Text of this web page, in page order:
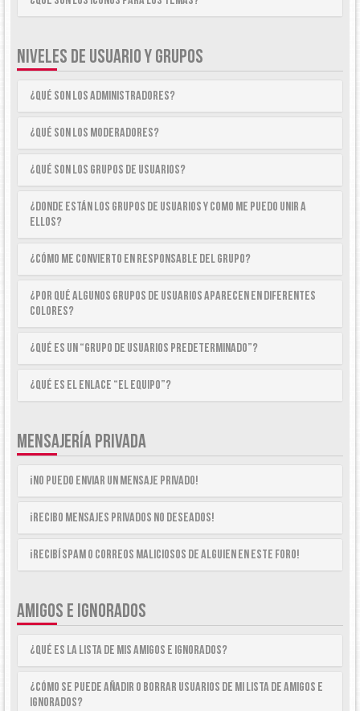
NIVELES DE USUARIO Y GRUPOS
¿Qué son los Administradores?
¿Qué son los Moderadores?
¿Qué son los Grupos de Usuarios?
¿Donde están los Grupos de Usuarios y como me puedo unir a
ellos?
¿Cómo me convierto en Responsable del Grupo?
¿Por qué algunos Grupos de Usuarios aparecen en diferentes
colores?
¿Qué es un “Grupo de Usuarios predeterminado”?
¿Qué es el enlace “El equipo”?
MENSAJERÍA PRIVADA
¡No puedo enviar un mensaje privado!
¡Recibo mensajes privados no deseados!
¡Recibí spam o correos maliciosos de alguien en este foro!
AMIGOS E IGNORADOS
¿Qué es la lista de Mis Amigos e Ignorados?
¿Cómo se puede añadir o borrar usuarios de mi lista de Amigos e
Ignorados?